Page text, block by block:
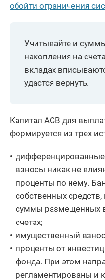
обойти ограничения
Учитывайте и
накопления на
вкладах
удастся вернуть.
Капитал АСВ для
формируется из трех
взносы никак не
проценты по нему.
собственных
суммы размещенных
счетах;
имущественный
проценты от
фонда. При этом
регламентированы и